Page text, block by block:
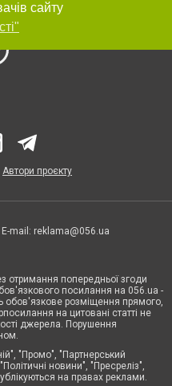
сайту
Автори проєкту
mail: reklama@056.ua
отримання попередньої згоди
посилання на 056.ua -
обов'язкове розміщення прямого,
на цитовані статті не
джерела. Порушення
"Промо", "Партнерський
новини", "Пресреліз",
на правах реклами.